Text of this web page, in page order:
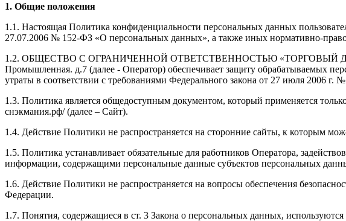
1. Общие положения
1.1. Настоящая Политика конфиденциальности персональных данных
27.07.2006 № 152-ФЗ «О персональных данных», а также иных нормативно-
1.2. ОБЩЕСТВО С ОГРАНИЧЕННОЙ ОТВЕТСТВЕННОСТЬЮ «ТОРГОВЫЙ ДОМ
Промышленная. д.7 (далее - Оператор) обеспечивает защиту обрабатываемых
утраты в соответствии с требованиями Федерального закона от 27 июля 2006
1.3. Политика является общедоступным документом, который применяется
снэкмания.рф/ (далее – Сайт).
1.4. Действие Политики не распространяется на сторонние сайты, к которым
1.5. Политика устанавливает обязательные для работников Оператора,
информации, содержащими персональные данные субъектов персональных
1.6. Действие Политики не распространяется на вопросы обеспечения
Федерации.
1.7. Понятия, содержащиеся в ст. 3 Закона о персональных данных,